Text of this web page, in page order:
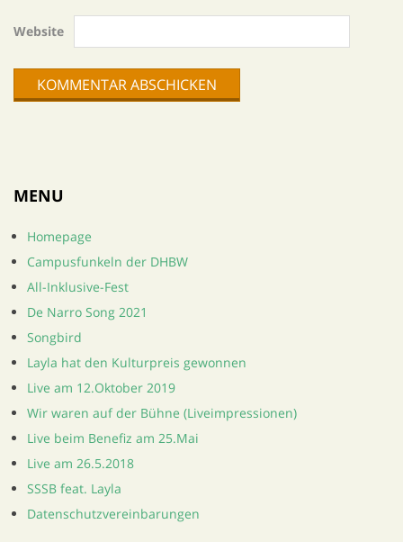
Website
MENU
Homepage
Campusfunkeln der DHBW
All-Inklusive-Fest
De Narro Song 2021
Songbird
Layla hat den Kulturpreis gewonnen
Live am 12.Oktober 2019
Wir waren auf der Bühne (Liveimpressionen)
Live beim Benefiz am 25.Mai
Live am 26.5.2018
SSSB feat. Layla
Datenschutzvereinbarungen